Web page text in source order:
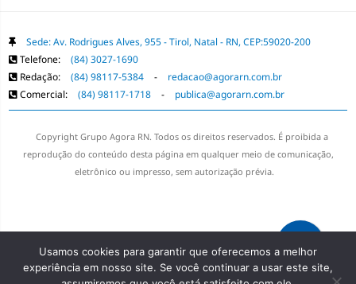
Sede: Av. Rodrigues Alves, 955 - Tirol, Natal - RN, CEP:59020-200
Telefone:
(84) 3027-1690
Redação:
(84) 98117-5384 -
redacao@agorarn.com.br
Comercial:
(84) 98117-1718 - publica@agorarn.com.br
Copyright Grupo Agora RN. Todos os direitos reservados. É proibida a
reprodução do conteúdo desta página em qualquer meio de comunicação,
eletrônico ou impresso, sem autorização prévia.
Usamos cookies para garantir que oferecemos a melhor
experiência em nosso site. Se você continuar a usar este site,